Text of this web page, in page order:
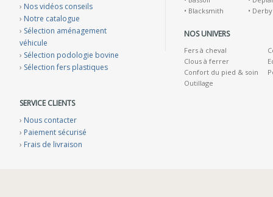
› Nos vidéos conseils
› Notre catalogue
› Sélection aménagement
véhicule
› Sélection podologie bovine
› Sélection fers plastiques
SERVICE CLIENTS
› Nous contacter
› Paiement sécurisé
› Frais de livraison
• Blacksmith
• Derby
NOS UNIVERS
Fers à cheval
Clous à ferrer
Confort du pied & soin
Outillage